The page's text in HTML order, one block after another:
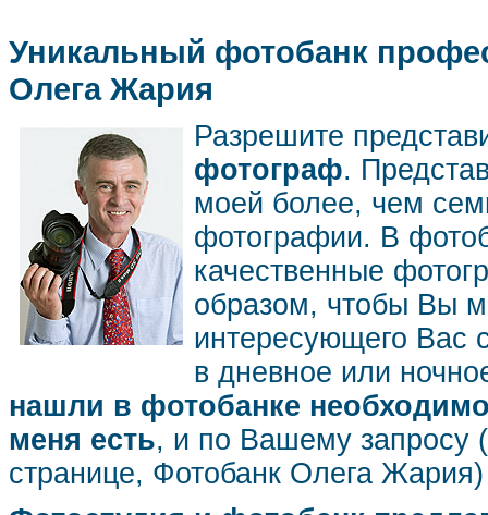
Уникальный фотобанк
Олега Жария
Разрешите
фотограф.
моей более, чем
фотографии. В
качественные
образом, чтобы Вы
интересующего Вас
в дневное или
нашли в фотобанке
меня есть, и по Вашему запросу
странице, Фотобанк Олега